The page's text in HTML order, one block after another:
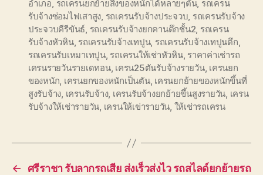
อำเภอ, รถเครนยกย้ายสิ่งของหนักได้หลายๆตัน, รถเครน
รับจ้างซ่อมไฟเสาสูง, รถเครนรับจ้างประจวบ, รถเครนรับจ้าง
ประจวบคีรีขันธ์, รถเครนรับจ้างยกคานตึกชั้น2, รถเครน
รับจ้างหัวหิน, รถเครนรับจ้างเทปูน, รถเครนรับจ้างเทปูนตึก,
รถเครนรับเหมาเทปูน, รถเครนให้เช่าหัวหิน, ราคาค่าเช่ารถ
เครนรายวันรายเดทอน, เครน25ตันรับจ้างรายวัน, เครนยก
ของหนัก, เครนยกของหนักเป็นตัน, เครนยกย้ายของหนักขึ้นที่
สูงรับจ้าง, เครนรับจ้าง, เครนรับจ้างยกย้ายขึ้นสูงรายวัน, เครน
รับจ้างให้เช่ารายวัน, เครนให้เข่ารายวัน, ให้เช่ารถเครน
←
ศรีราชา รับลากรถเสีย ส่งเร็วส่งไว รถสไลด์ยกย้ายรถ